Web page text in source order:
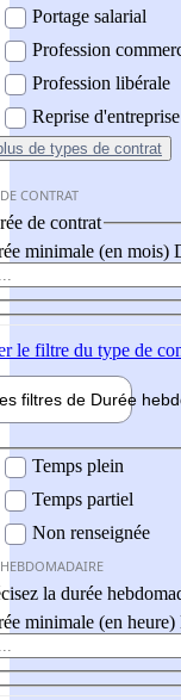
Portage salarial
Profession
Profession libérale
Reprise d'entreprise
de types de contrat
CONTRAT
de contrat
minimale (en mois)
le filtre du type de
filtres de Durée
Temps plein
Temps partiel
Non renseignée
la durée
minimale (en heure)